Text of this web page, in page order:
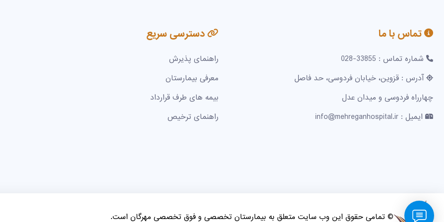
تماس با ما
شماره تماس : 33855-028
آدرس : قزوین، خیابان فردوسی، حد فاصل
چهارراه فردوسی و میدان عدل
ایمیل : info@mehreganhospital.ir
دسترسی سریع
راهنمای پذیرش
معرفی بیمارستان
بیمه های طرف قرارداد
راهنمای ترخیص
© تمامی حقوق این وب سایت متعلق به بیمارستان تخصصی و فوق تخصصی مهرگان است.